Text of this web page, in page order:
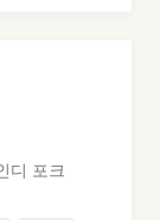
디 포크